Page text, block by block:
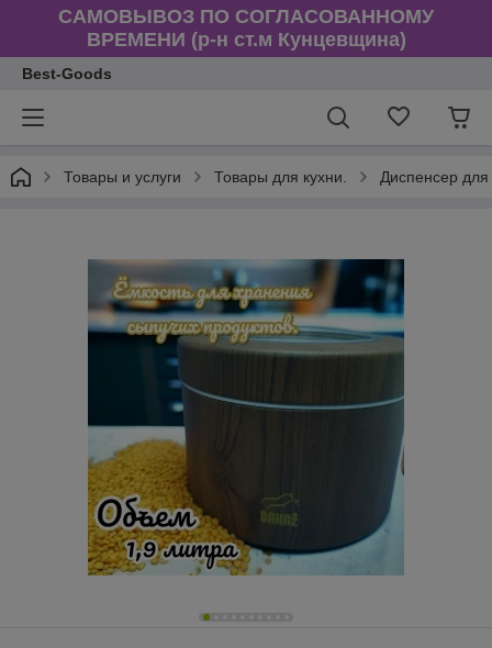
САМОВЫВОЗ ПО СОГЛАСОВАННОМУ
ВРЕМЕНИ (р-н ст.м Кунцевщина)
Best-Goods
Товары и услуги Товары для кухни. Диспенсер